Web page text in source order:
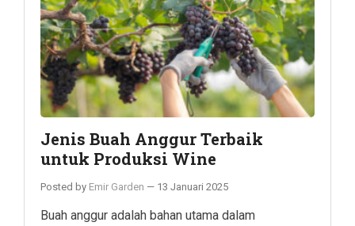
Jenis Buah Anggur Terbaik
untuk Produksi Wine
Posted by Emir Garden — 13 Januari 2025
Buah anggur adalah bahan utama dalam